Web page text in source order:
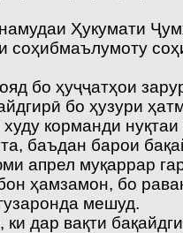
Ҳукумати
соҳибмаълумоту
бо ҳуҷҷатҳои
бо ҳузури
корманди
баъдан барои
апрел муқаррар
ҳамзамон, бо
мешуд.
дар вақти